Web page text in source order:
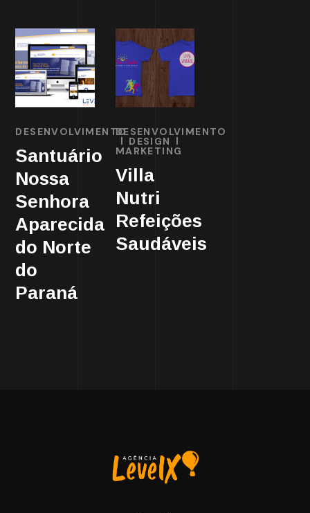
DESENVOLVIMENTO
Santuário
Nossa
Senhora
Aparecida
do Norte
do
Paraná
DESENVOLVIMENTO
DESIGN
MARKETING
Villa
Nutri
Refeições
Saudáveis